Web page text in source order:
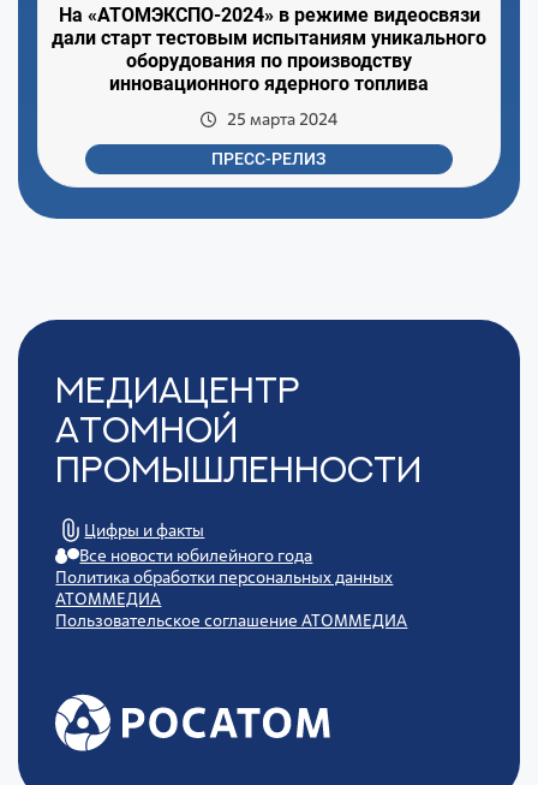
На «АТОМЭКСПО-2024» в режиме видеосвязи
дали старт тестовым испытаниям уникального
оборудования по производству
инновационного ядерного топлива
25 марта 2024
ПРЕСС-РЕЛИЗ
Медиацентр
Атомной
Промышленности
Цифры и факты
Все новости юбилейного года
Политика обработки персональных данных
АТОММЕДИА
Пользовательское соглашение АТОММЕДИА